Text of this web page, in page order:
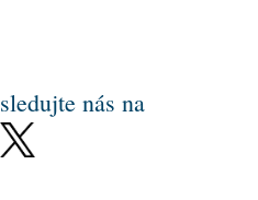
sledujte nás na